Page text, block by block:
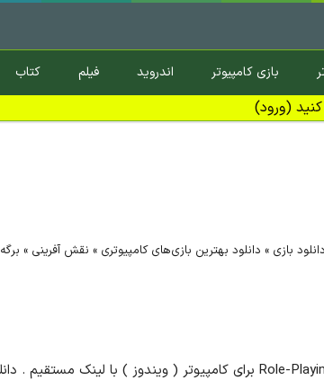
بازی کامپیوتر اندروید فیلم کتاب
(ورود)
دانلود بازی » دانلود بهترین بازی‌های کامپیوتری » نقش آفرینی » برگه ۲